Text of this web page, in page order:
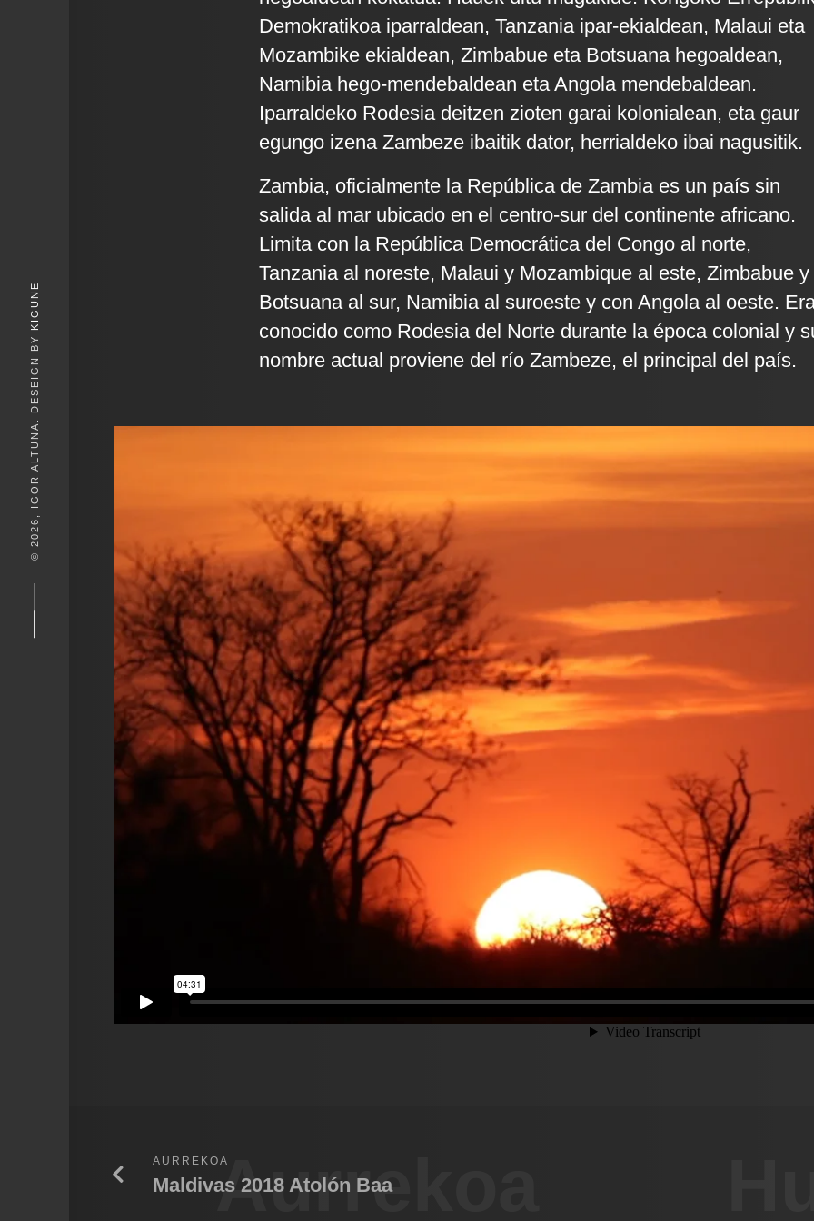
© 2026, IGOR ALTUNA. DESEIGN BY
KIGUNE
Demokratikoa iparraldean, Tanzania ipar-ekialdean, Malaui eta
Mozambike ekialdean, Zimbabue eta Botsuana hegoaldean,
Namibia hego-mendebaldean eta Angola mendebaldean.
Iparraldeko Rodesia deitzen zioten garai kolonialean, eta gaur
egungo izena Zambeze ibaitik dator, herrialdeko ibai nagusitik.
Zambia, oficialmente la República de Zambia es un país sin
salida al mar ubicado en el centro-sur del continente africano.
Limita con la República Democrática del Congo al norte,
Tanzania al noreste, Malaui y Mozambique al este, Zimbabue y
Botsuana al sur, Namibia al suroeste y con Angola al oeste.
conocido como Rodesia del Norte durante la época colonial y
nombre actual proviene del río Zambeze, el principal del país.
Aurrekoa
AURREKOA
Maldivas 2018 Atolón Baa